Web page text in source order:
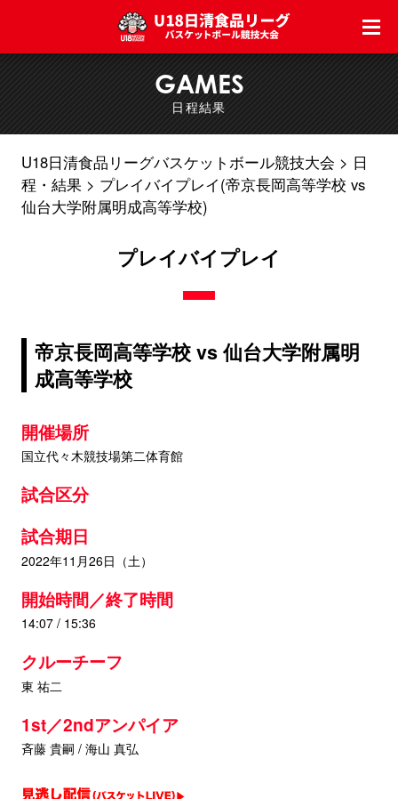
GAMES
日程結果
U18日清食品リーグバスケットボール競技大会
日
程・結果
プレイバイプレイ(帝京長岡高等学校 vs
仙台大学附属明成高等学校)
プレイバイプレイ
帝京長岡高等学校 vs 仙台大学附属明
成高等学校
開催場所
国立代々木競技場第二体育館
試合区分
試合期日
2022年11月26日（土）
開始時間／終了時間
14:07 / 15:36
クルーチーフ
東 祐二
1st／2ndアンパイア
斉藤 貴嗣 / 海山 真弘